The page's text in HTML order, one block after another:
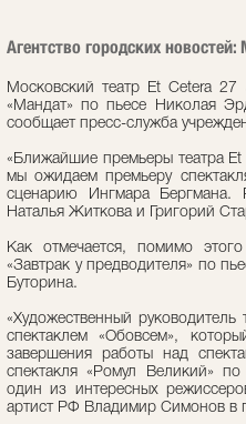
Агентство городских
Московский театр Et Cetera 27
«Мандат» по пьесе Николая
сообщает пресс-служба
«Ближайшие премьеры театра
мы ожидаем премьеру
сценарию Ингмара
Наталья Житкова и Григорий
Как отмечается, помимо
«Завтрак у предводителя» по
Буторина.
«Художественный
спектаклем «Обовсем»,
завершения работы над
спектакля «Ромул Великий»
один из интересных
артист РФ Владимир Симонов в